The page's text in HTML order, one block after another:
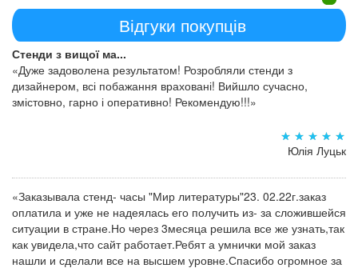
Відгуки покупців
Стенди з вищої ма...
«Дуже задоволена результатом! Розробляли стенди з
дизайнером, всі побажання враховані! Вийшло сучасно,
змістовно, гарно і оперативно! Рекомендую!!!»
Юлія Луцьк
«Заказывала стенд- часы "Мир литературы"23. 02.22г.заказ
оплатила и уже не надеялась его получить из- за сложившейся
ситуации в стране.Но через 3месяца решила все же узнать,так
как увидела,что сайт работает.Ребят а умнички мой заказ
нашли и сделали все на высшем уровне.Спасибо огромное за